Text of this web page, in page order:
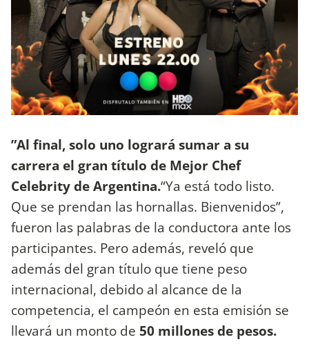
”Al final, solo uno logrará sumar a su
carrera el gran título de Mejor Chef
Celebrity de Argentina.“Ya está todo listo.
Que se prendan las hornallas. Bienvenidos”,
fueron las palabras de la conductora ante los
participantes. Pero además, reveló que
además del gran título que tiene peso
internacional, debido al alcance de la
competencia, el campeón en esta emisión se
llevará un monto de 50 millones de pesos.